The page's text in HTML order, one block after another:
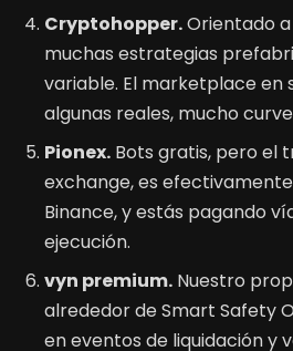
Cryptohopper.Orientado
muchas estrategias
variable. El marketplace en
algunas reales, mucho
Pionex. Bots gratis, pero el
exchange, es
Binance, y estás pagando
ejecución.
vyn premium. Nuestro
alrededor de Smart Safety
en eventos de liquidación y